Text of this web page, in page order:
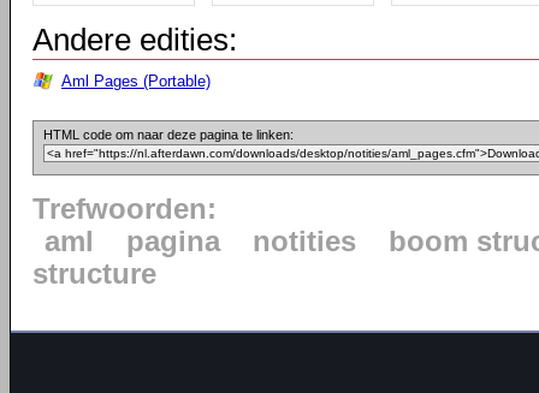
Andere edities:
Aml Pages (Portable)
HTML code om naar deze pagina te linken:
Trefwoorden:
aml
pagina notities
boom
structure